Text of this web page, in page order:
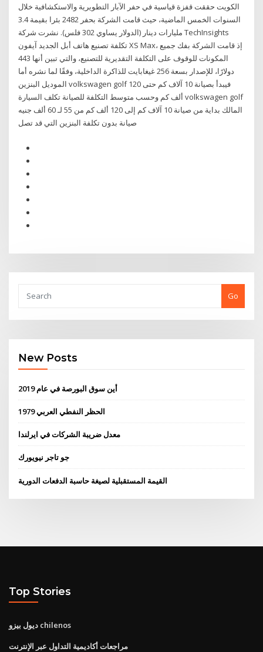
الكويت حققت قفزة قياسية في حفر الآبار التطويرية والاستكشافية خلال
السنوات الخمس الماضية، حيث قامت الشركة بحفر 2482 بئرا بقيمة 3.4
مليارات دينار (الدولار يساوي 302 فلس). نشرت شركة TechInsights
تكلفة تصنيع هاتف أبل الجديد آيفون XS Max، إذ قامت الشركة بفك جميع
المكونات للوقوف على التكلفة التقديرية للتصنيع، والتي تبين أنها 443
دولارًا، للإصدار بسعة 256 غيغابايت للذاكرة الداخلية، وفقًا لما نشره أما
الموديل البنزين volkswagen golf فيبدأ بصيانة 10 آلاف كم حتى 120
ألف كم وحسب متوسط التكلفة للصيانة تكلف السيارة volkswagen golf
المالك بداية من صيانة 10 آلاف كم إلى 120 ألف كم من 55 لـ 60 ألف جنيه
صيانة بدون تكلفة البنزين التي قد تصل
Go
New Posts
أين سوق البورصة في عام 2019
الحظر النفطي العربي 1979
معدل ضريبة الشركات في ايرلندا
جو تاجر نيويورك
القيمة المستقبلية لصيغة حاسبة الدفعات الدورية
Top Stories
ديول بيزو chilenos
مراجعات أكاديمية التداول عبر الإنترنت